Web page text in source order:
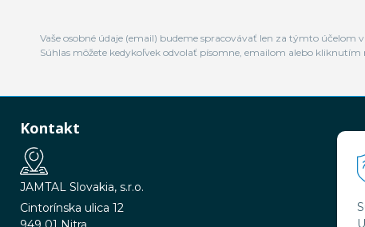
Vaše osobné údaje (email) budeme spracovávať len za týmto
Súhlas môžete kedykoľvek odvolať písomne, emailom alebo
Kontakt
JAMTAL Slovakia, s.r.o.
Cintorínska ulica 12